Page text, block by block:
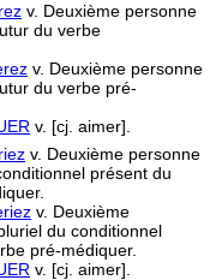
v. Deuxième personne
du verbe
v. Deuxième personne
du verbe pré-
v. [cj. aimer].
v. Deuxième personne
présent du
v. Deuxième
du conditionnel
pré-médiquer.
v. [cj. aimer].